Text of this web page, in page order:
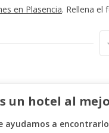
en Plasencia. Rellena el
un hotel al
ayudamos a encontrarlo